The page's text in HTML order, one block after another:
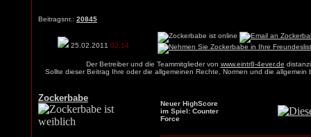
Beitragsnr.: 20845
25.02.2011 02:14
Der Betreiber und die Teammitglieder von www.eintr8-4ever.de
Sollte dieser Beitrag Ihre oder die allgemeinen Rechte, Normen und die
Zockerbabe
Neuer HighScore
im Spiel: Counter
Force